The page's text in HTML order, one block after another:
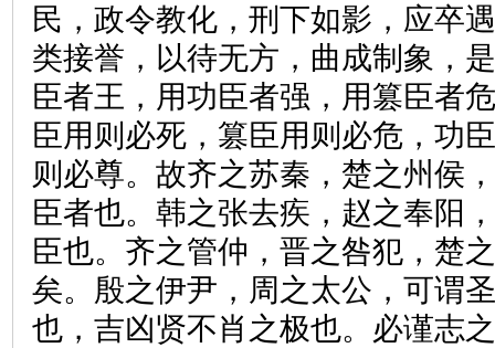
民，政令教化，刑下如影，应卒
类接誉，以待无方，曲成制象，
臣者王，用功臣者强，用篡臣者
臣用则必死，篡臣用则必危，功
则必尊。故齐之苏秦，楚之州侯
臣者也。韩之张去疾，赵之奉阳
臣也。齐之管仲，晋之咎犯，楚
矣。殷之伊尹，周之太公，可谓
也，吉凶贤不肖之极也。必谨志